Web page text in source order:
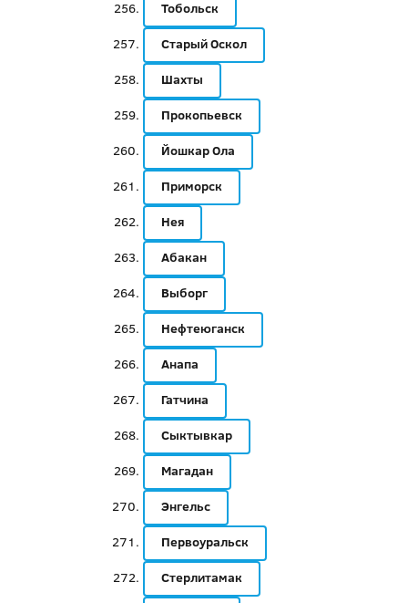
Тобольск
Старый Оскол
Шахты
Прокопьевск
Йошкар Ола
Приморск
Нея
Абакан
Выборг
Нефтеюганск
Анапа
Гатчина
Сыктывкар
Магадан
Энгельс
Первоуральск
Стерлитамак